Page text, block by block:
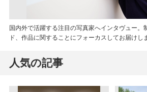
国内外で活躍する注目の写真家へインタヴュー。
ド、作品に関することにフォーカスしてお届けし
人気の記事